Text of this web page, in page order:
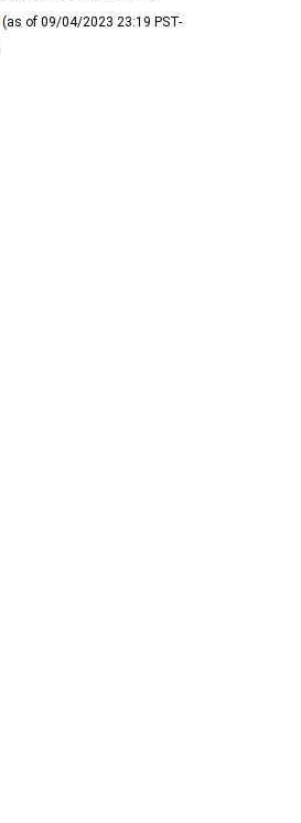
(as of 09/04/2023 23:19 PST-